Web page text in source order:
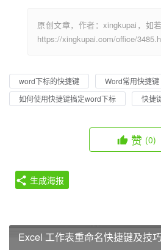
原创文章，作者：xingkupai，如
https://xingkupai.com/office/
word下标的快捷键
Word常用快捷键
如何使用快捷键搞定word下标
快捷
赞 (0)
生成海报
Excel 工作表重命名快捷键及技